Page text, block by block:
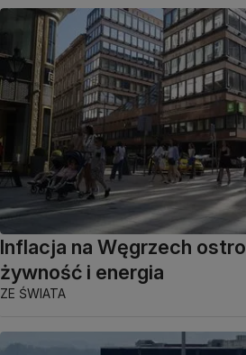
Inflacja na Węgrzech ostro
żywność i energia
ZE ŚWIATA